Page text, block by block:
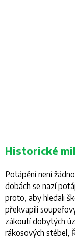
Historické
Potápění není
dobách se nazí
proto, aby hledali
překvapili
zákoutí dobytých
rákosových stébel,